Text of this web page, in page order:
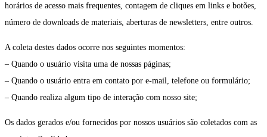
horários de acesso mais frequentes, contagem de cliques em links e botões,
número de downloads de materiais, aberturas de newsletters, entre outros.
A coleta destes dados ocorre nos seguintes momentos:
– Quando o usuário visita uma de nossas páginas;
– Quando o usuário entra em contato por e-mail, telefone ou formulário;
– Quando realiza algum tipo de interação com nosso site;
Os dados gerados e/ou fornecidos por nossos usuários são coletados com as